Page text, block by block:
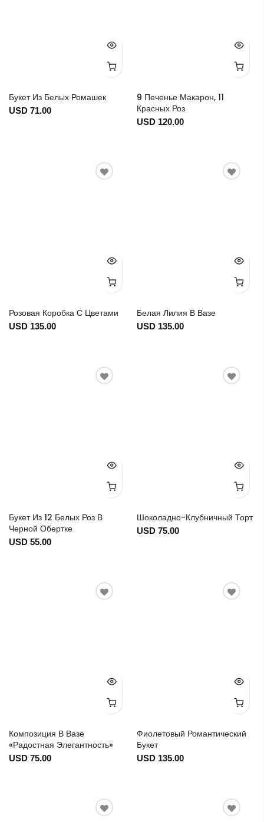
Букет Из Белых Ромашек
USD 71.00
9 Печенье Макарон, 11
Красных Роз
USD 120.00
Розовая Коробка С Цветами
USD 135.00
Белая Лилия В Вазе
USD 135.00
Букет Из 12 Белых Роз В
Черной Обертке
USD 55.00
Шоколадно-Клубничный Торт
USD 75.00
Композиция В Вазе
«Радостная Элегантность»
USD 75.00
Фиолетовый Романтический
Букет
USD 135.00